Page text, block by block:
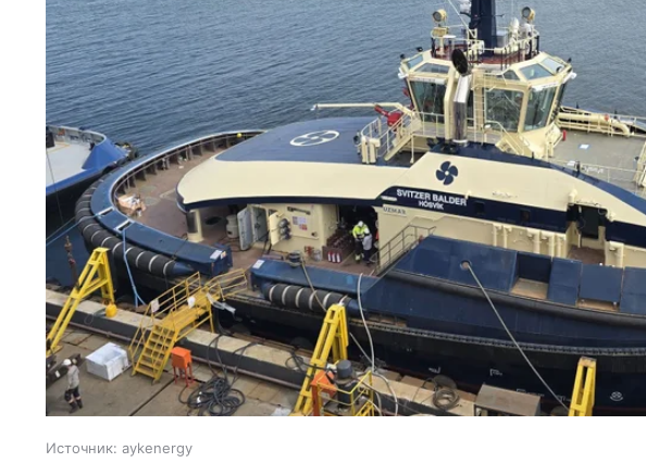
Источник: aykenergy